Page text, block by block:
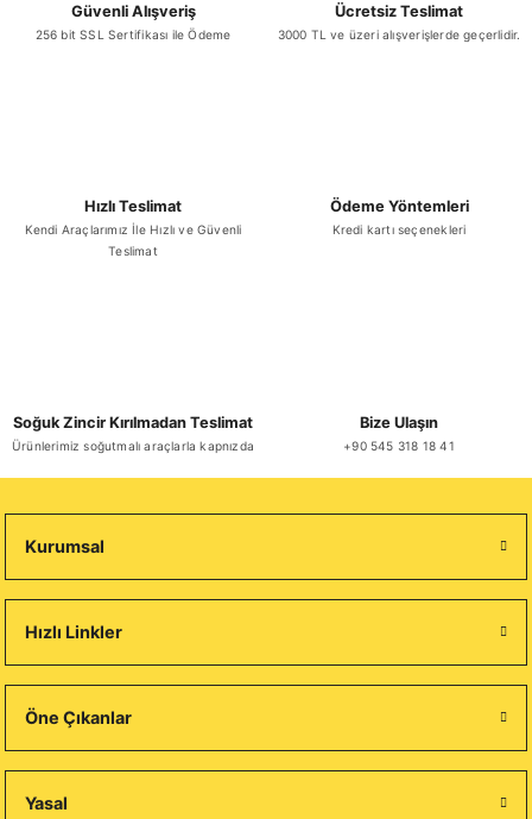
Güvenli Alışveriş
256 bit SSL Sertifikası ile Ödeme
Ücretsiz Teslimat
3000 TL ve üzeri alışverişlerde geçerlidir.
Hızlı Teslimat
Kendi Araçlarımız İle Hızlı ve Güvenli
Teslimat
Ödeme Yöntemleri
Kredi kartı seçenekleri
Soğuk Zincir Kırılmadan Teslimat
Ürünlerimiz soğutmalı araçlarla kapnızda
Bize Ulaşın
+90 545 318 18 41
Kurumsal
Hızlı Linkler
Öne Çıkanlar
Yasal